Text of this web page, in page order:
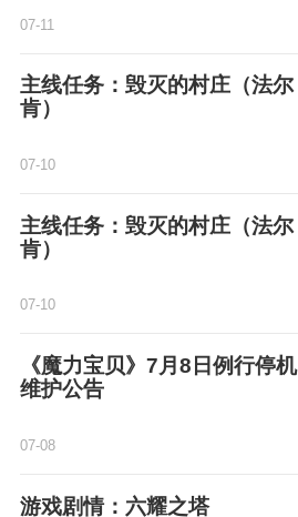
07-11
主线任务：毁灭的村庄（法尔
肯）
07-10
主线任务：毁灭的村庄（法尔
肯）
07-10
《魔力宝贝》7月8日例行停机
维护公告
07-08
游戏剧情：六耀之塔